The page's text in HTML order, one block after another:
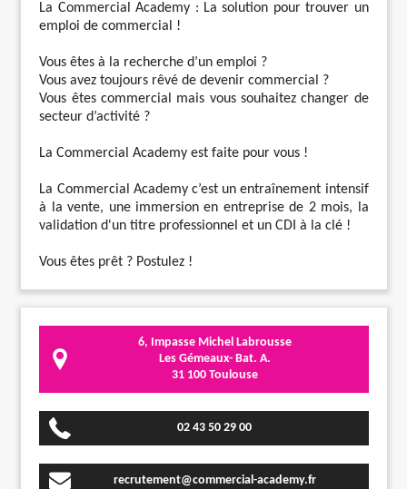
Plus
La Commercial Academy : La solution pour trouver un
emploi de commercial !
Vous êtes à la recherche d’un emploi ?
Vous avez toujours rêvé de devenir commercial ?
Vous êtes commercial mais vous souhaitez changer de
secteur d’activité ?
La Commercial Academy est faite pour vous !
La Commercial Academy c’est un entraînement intensif
à la vente, une immersion en entreprise de 2 mois, la
validation d'un titre professionnel et un CDI à la clé !
Vous êtes prêt ? Postulez !
6, Impasse Michel Labrousse
Les Gémeaux- Bat. A.
31 100 Toulouse
02 43 50 29 00
recrutement@commercial-academy.fr